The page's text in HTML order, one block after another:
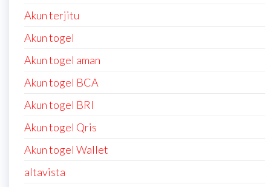
Akun terjitu
Akun togel
Akun togel aman
Akun togel BCA
Akun togel BRI
Akun togel Qris
Akun togel Wallet
altavista